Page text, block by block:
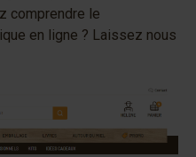
comprendre le
en ligne ? Laissez nous